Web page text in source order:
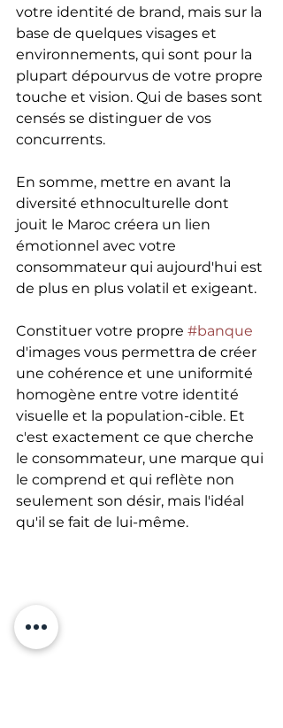
votre identité de brand, mais sur la
base de quelques visages et
environnements, qui sont pour la
plupart dépourvus de votre propre
touche et vision. Qui de bases sont
censés se distinguer de vos
concurrents.
En somme, mettre en avant la
diversité ethnoculturelle dont
jouit le Maroc créera un lien
émotionnel avec votre
consommateur qui aujourd'hui est
de plus en plus volatil et exigeant.
Constituer votre propre #banque
d'images vous permettra de créer
une cohérence et une uniformité
homogène entre votre identité
visuelle et la population-cible. Et
c'est exactement ce que cherche
le consommateur, une marque qui
le comprend et qui reflète non
seulement son désir, mais l'idéal
qu'il se fait de lui-même.